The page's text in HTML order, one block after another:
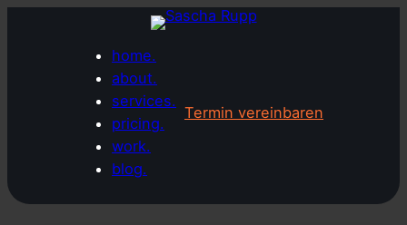
home.
about.
services.
pricing.
work.
blog.
Termin vereinbaren